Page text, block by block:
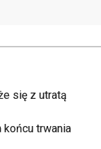
się z utratą
końcu trwania